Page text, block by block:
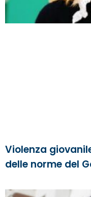
Violenza
delle norme del